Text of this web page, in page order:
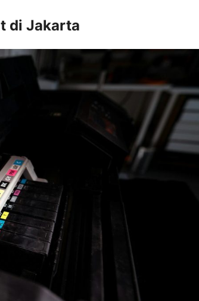
di Jakarta